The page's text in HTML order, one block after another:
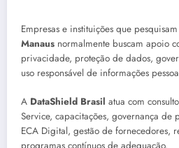
Empresas e instituições que
Manaus normalmente buscam apoio
privacidade, proteção de dados,
uso responsável de informações
A DataShield Brasil atua com
Service, capacitações, governança de
ECA Digital, gestão de fornecedores,
programas contínuos de adequação.